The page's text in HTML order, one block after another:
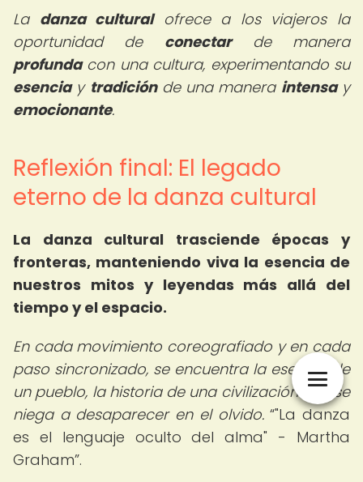
La danza culturalofrece a los viajeros la
oportunidad de conectarde manera
profundacon una cultura, experimentando su
esenciay tradiciónde una manera intensay
emocionante.
Reflexión final: El legado
eterno de la danza cultural
La danza cultural trasciende épocas y
fronteras, manteniendo viva la esencia de
nuestros mitos y leyendas más allá del
tiempo y el espacio.
En cada movimiento coreografiado y en cada
paso sincronizado, se encuentra la esencia de
un pueblo, la historia de una civilización que se
niega a desaparecer en el olvido. "La danza
es el lenguaje oculto del alma" - Martha
Graham .